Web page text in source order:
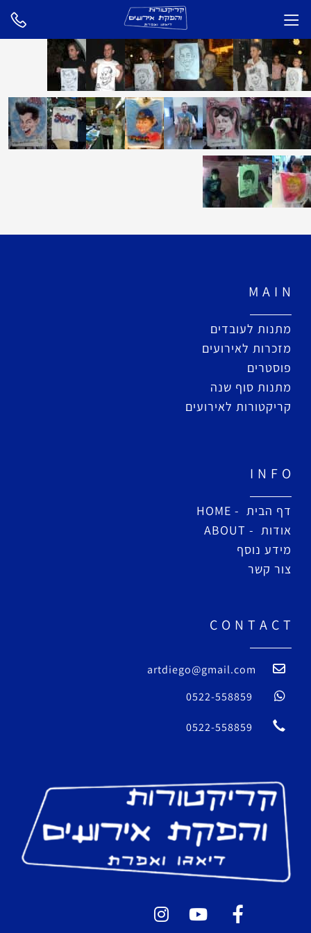
M A I N
מתנות לעובדים
מזכרות לאירועים
פוסטרים
מתנות סוף שנה
קריקטורות לאירועים
I N F O
דף הבית - HOME
אודות - ABOUT
מידע נוסף
צור קשר
C O N T A C T
artdiego@gmail.com
0522-558859
0522-558859